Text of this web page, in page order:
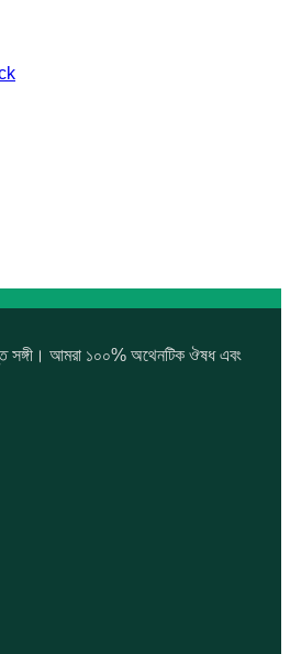
সঙ্গী। আমরা ১০০% অথেনটিক ঔষধ এবং